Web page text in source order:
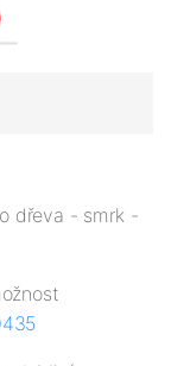
dřeva - smrk -